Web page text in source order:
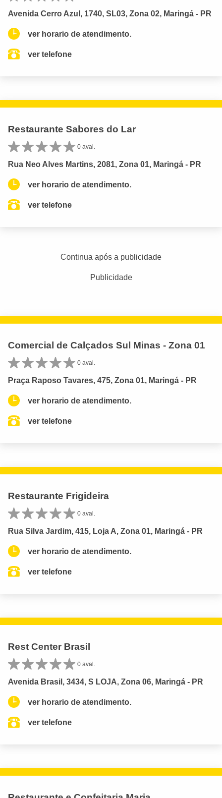
Avenida Cerro Azul, 1740, SL03, Zona 02, Maringá - PR
ver horario de atendimento.
ver telefone
Restaurante Sabores do Lar
0 aval.
Rua Neo Alves Martins, 2081, Zona 01, Maringá - PR
ver horario de atendimento.
ver telefone
Continua após a publicidade
Publicidade
Comercial de Calçados Sul Minas - Zona 01
0 aval.
Praça Raposo Tavares, 475, Zona 01, Maringá - PR
ver horario de atendimento.
ver telefone
Restaurante Frigideira
0 aval.
Rua Silva Jardim, 415, Loja A, Zona 01, Maringá - PR
ver horario de atendimento.
ver telefone
Rest Center Brasil
0 aval.
Avenida Brasil, 3434, S LOJA, Zona 06, Maringá - PR
ver horario de atendimento.
ver telefone